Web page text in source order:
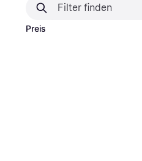
Preis